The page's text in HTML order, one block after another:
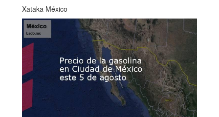
Xataka México